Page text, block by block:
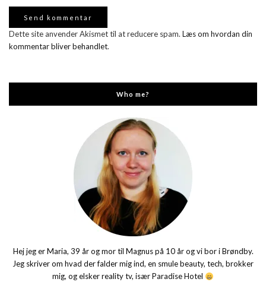
Dette site anvender Akismet til at reducere spam. Læs om hvordan din
kommentar bliver behandlet.
Who me?
Hej jeg er Maria, 39 år og mor til Magnus på 10 år og vi bor i Brøndby.
Jeg skriver om hvad der falder mig ind, en smule beauty, tech, brokker
mig, og elsker reality tv, især Paradise Hotel